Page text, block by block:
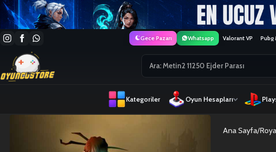
Gece Pazarı Whatsapp Valorant VP Pubg
Kategoriler Oyun Hesapları
Ana Sayfa